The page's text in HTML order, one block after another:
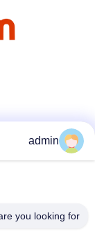
admin
you looking for?